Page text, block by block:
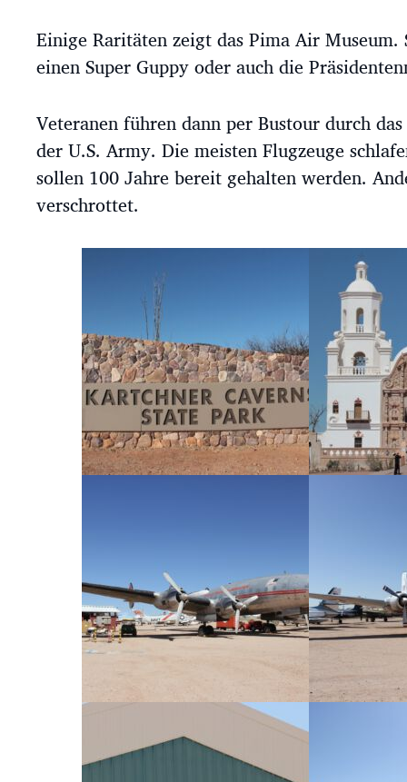
Einige Raritäten zeigt das Pima Air
einen Super Guppy oder auch die
Veteranen führen dann per Bustour durch
der U.S. Army. Die meisten Flugzeuge
sollen 100 Jahre bereit gehalten werden.
verschrottet.